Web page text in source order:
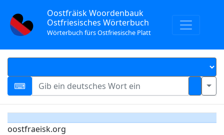
Oostfräisk Woordenbauk
Ostfriesisches Wörterbuch
Wörterbuch fürs Ostfriesische Platt
oostfraeisk.org